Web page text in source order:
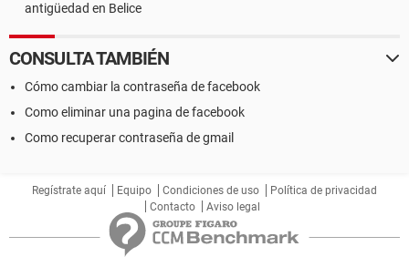
antigüedad en Belice
CONSULTA TAMBIÉN
Cómo cambiar la contraseña de facebook
Como eliminar una pagina de facebook
Como recuperar contraseña de gmail
Regístrate aquí Equipo Condiciones de uso
Política de privacidad
Contacto
Aviso legal